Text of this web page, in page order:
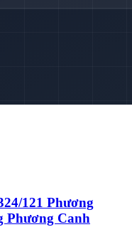
121 Phương
Phương Canh